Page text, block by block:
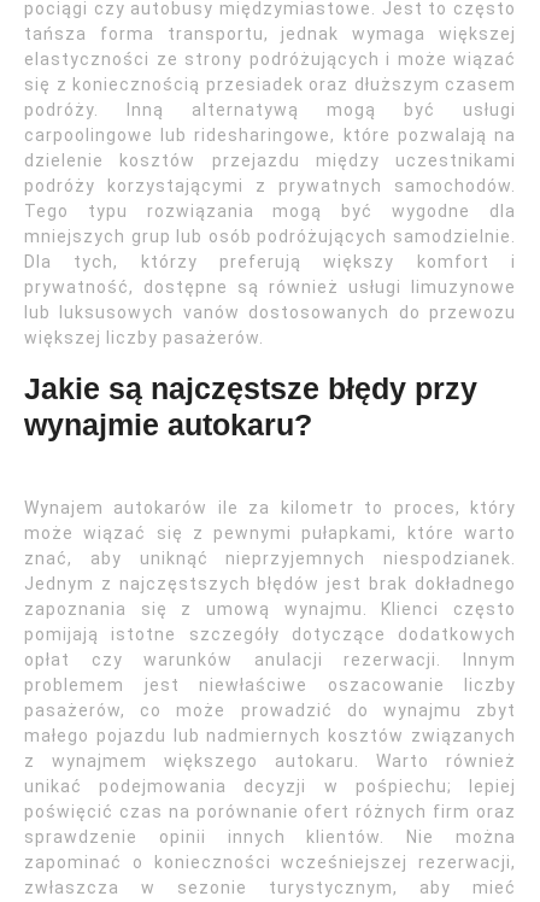
pociągi czy autobusy międzymiastowe. Jest to często
tańsza forma transportu, jednak wymaga większej
elastyczności ze strony podróżujących i może wiązać
się z koniecznością przesiadek oraz dłuższym czasem
podróży. Inną alternatywą mogą być usługi
carpoolingowe lub ridesharingowe, które pozwalają na
dzielenie kosztów przejazdu między uczestnikami
podróży korzystającymi z prywatnych samochodów.
Tego typu rozwiązania mogą być wygodne dla
mniejszych grup lub osób podróżujących samodzielnie.
Dla tych, którzy preferują większy komfort i
prywatność, dostępne są również usługi limuzynowe
lub luksusowych vanów dostosowanych do przewozu
większej liczby pasażerów.
Jakie są najczęstsze błędy przy
wynajmie autokaru?
Wynajem autokarów ile za kilometr to proces, który
może wiązać się z pewnymi pułapkami, które warto
znać, aby uniknąć nieprzyjemnych niespodzianek.
Jednym z najczęstszych błędów jest brak dokładnego
zapoznania się z umową wynajmu. Klienci często
pomijają istotne szczegóły dotyczące dodatkowych
opłat czy warunków anulacji rezerwacji. Innym
problemem jest niewłaściwe oszacowanie liczby
pasażerów, co może prowadzić do wynajmu zbyt
małego pojazdu lub nadmiernych kosztów związanych
z wynajmem większego autokaru. Warto również
unikać podejmowania decyzji w pośpiechu; lepiej
poświęcić czas na porównanie ofert różnych firm oraz
sprawdzenie opinii innych klientów. Nie można
zapominać o konieczności wcześniejszej rezerwacji,
zwłaszcza w sezonie turystycznym, aby mieć